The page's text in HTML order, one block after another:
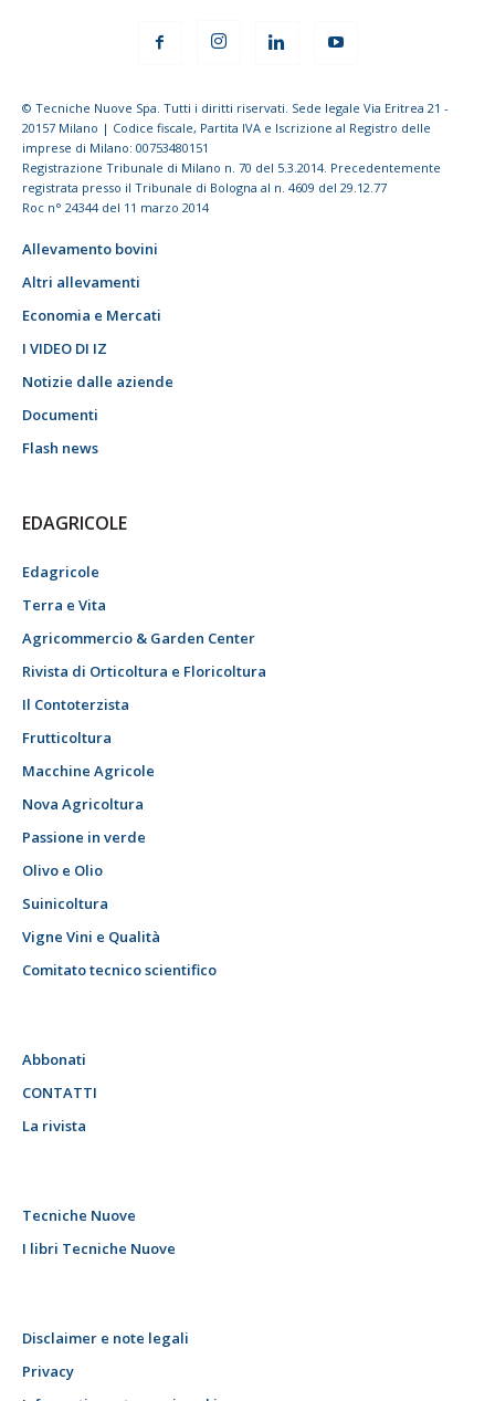
© Tecniche Nuove Spa. Tutti i diritti riservati. Sede legale Via Eritrea 21 -
20157 Milano | Codice fiscale, Partita IVA e Iscrizione al Registro delle
imprese di Milano: 00753480151
Registrazione Tribunale di Milano n. 70 del 5.3.2014. Precedentemente
registrata presso il Tribunale di Bologna al n. 4609 del 29.12.77
Roc n° 24344 del 11 marzo 2014
Allevamento bovini
Altri allevamenti
Economia e Mercati
I VIDEO DI IZ
Notizie dalle aziende
Documenti
Flash news
EDAGRICOLE
Edagricole
Terra e Vita
Agricommercio & Garden Center
Rivista di Orticoltura e Floricoltura
Il Contoterzista
Frutticoltura
Macchine Agricole
Nova Agricoltura
Passione in verde
Olivo e Olio
Suinicoltura
Vigne Vini e Qualità
Comitato tecnico scientifico
Abbonati
CONTATTI
La rivista
Tecniche Nuove
I libri Tecniche Nuove
Disclaimer e note legali
Privacy